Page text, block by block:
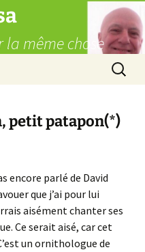
la même chose
petit patapon(*)
encore parlé de David
que j’ai pour lui
aisément chanter ses
Ce serait aisé, car cet
un ornithologue de